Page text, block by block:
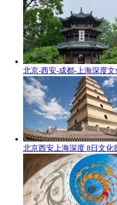
北京-西安-成都-上海深度
北京西安上海深度 8日文化